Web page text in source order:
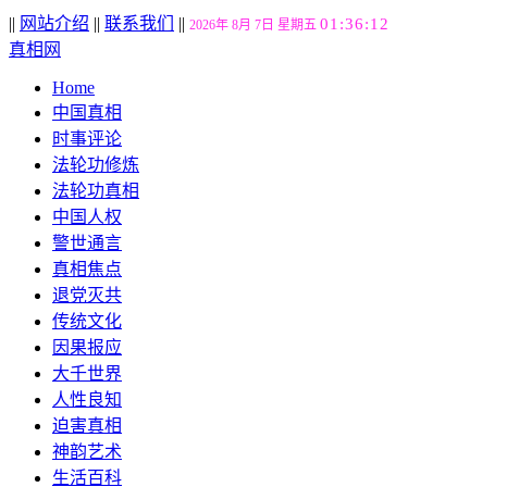
|| 网站介绍 || 联系我们 || 2026年 8月 7日 星期五 01:36:13
真相网
Home
中国真相
时事评论
法轮功修炼
法轮功真相
中国人权
警世通言
真相焦点
退党灭共
传统文化
因果报应
大千世界
人性良知
迫害真相
神韵艺术
生活百科